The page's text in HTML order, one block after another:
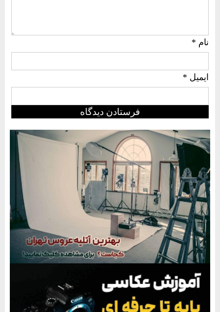
نام *
ایمیل *